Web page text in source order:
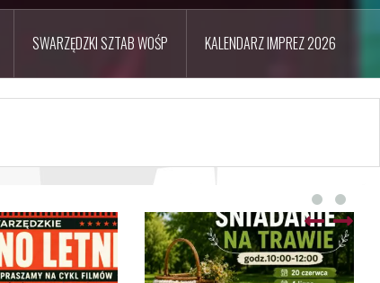
SWARZĘDZKI SZTAB WOŚP KALENDARZ IMPREZ 2026